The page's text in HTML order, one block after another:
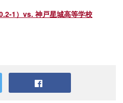
1）vs. 神戸星城高等学校